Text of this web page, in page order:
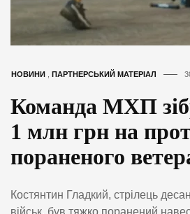
НОВИНИ , ПАРТНЕРСЬКИЙ МАТЕРІАЛ
Команда МХП
1 млн грн на
пораненого
Костянтин Гладкий, стрілець